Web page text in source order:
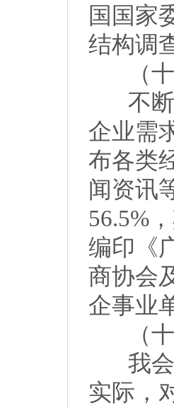
国国家
结构调
（十
不断
企业需
布各类
闻资讯
56.5%
编印《
商协会
企事业
（十
我会
实际，